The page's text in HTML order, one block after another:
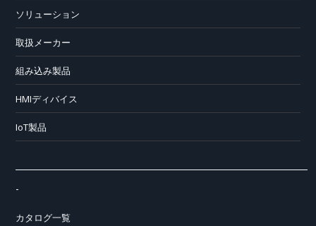
ソリューション
取扱メーカー
組み込み製品
HMIディバイス
IoT製品
-
カタログ一覧